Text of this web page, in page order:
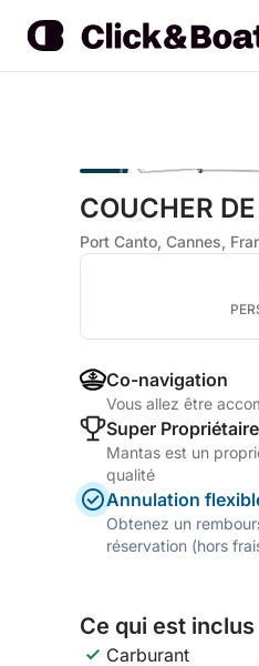
COUCHER
Port Canto, Cannes,
Co-navigation
Vous allez être
Super Propriétaire
Mantas est un
qualité
Annulation
Obtenez un
réservation (hors
Ce qui est inclus
Carburant